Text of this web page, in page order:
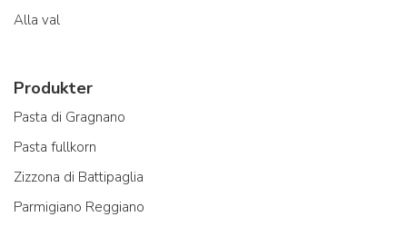
Alla val
Produkter
Pasta di Gragnano
Pasta fullkorn
Zizzona di Battipaglia
Parmigiano Reggiano